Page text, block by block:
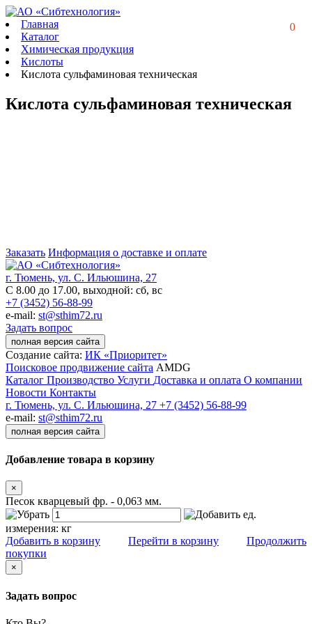
0
Главная
Каталог
Химическая продукция
Кислоты
Кислота сульфаминовая техническая
Кислота сульфаминовая техническая
Заказать Информация о доставке и оплате
г. Тюмень, ул. С. Ильюшина, 27
С 8.00 до 17.00, выходной: сб, вс
+7 (3452) 56-88-99
e-mail: st@sthim72.ru
Задать вопрос
полная версия сайта
Создание сайта: ИК «Приоритет»
Поисковое продвижение сайта AMDG
Каталог Производство Услуги Доставка и оплата О компании
Новости Контакты
г. Тюмень, ул. С. Ильюшина, 27 +7 (3452) 56-88-99
e-mail: st@sthim72.ru
полная версия сайта
Добавление товара в корзину
×
Песок кварцевый фр. - 0,063 мм.
ед.
измерения: кг
Добавить в корзину
Перейти в корзину
Продолжить
покупки
×
Задать вопрос